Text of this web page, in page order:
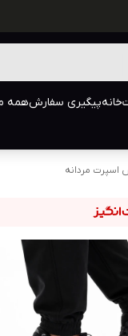
خانهپیگیری سفارشهمه
اسپرت مردانه